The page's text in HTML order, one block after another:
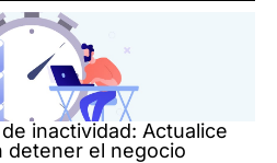
inactividad: Actualice
detener el negocio